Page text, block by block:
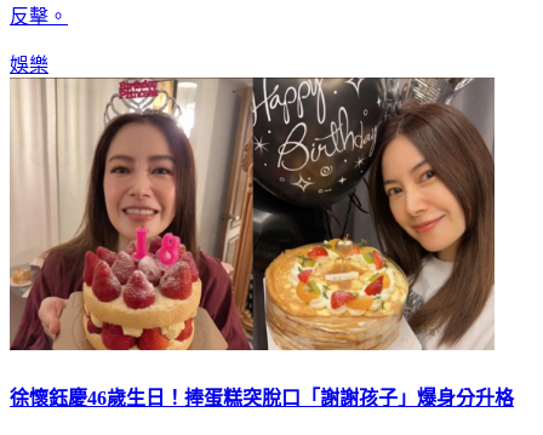
反擊。
娛樂
徐懷鈺慶46歲生日！捧蛋糕突脫口「謝謝孩子」爆身分升格